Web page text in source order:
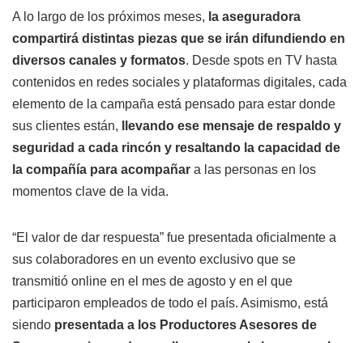
A lo largo de los próximos meses, la aseguradora
compartirá distintas piezas que se irán difundiendo en
diversos canales y formatos. Desde spots en TV hasta
contenidos en redes sociales y plataformas digitales, cada
elemento de la campaña está pensado para estar donde
sus clientes están,
llevando ese mensaje de respaldo y
seguridad a cada rincón y resaltando la capacidad de
la compañía para acompañar a las personas en los
momentos clave de la vida.
“El valor de dar respuesta” fue presentada oficialmente a
sus colaboradores en un evento exclusivo que se
transmitió online en el mes de agosto y en el que
participaron empleados de todo el país. Asimismo, está
siendo presentada a los Productores Asesores de